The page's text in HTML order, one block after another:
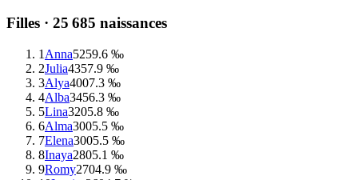
Filles · 25 685 naissances
1 Anna5259.6 ‰
2Julia4357.9 ‰
3Alya4007.3 ‰
4Alba3456.3 ‰
5Lina3205.8 ‰
6Alma3005.5 ‰
7Elena3005.5 ‰
8Inaya2805.1 ‰
9Romy2704.9 ‰